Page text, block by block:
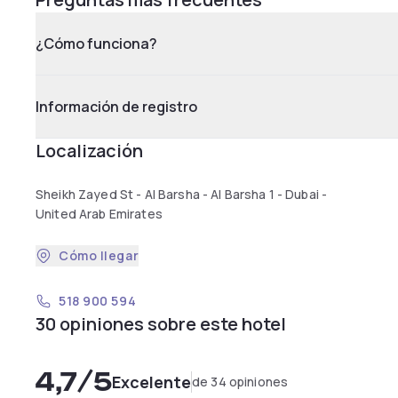
¿Cómo funciona?
Información de registro
Localización
Sheikh Zayed St - Al Barsha - Al Barsha 1 - Dubai -
United Arab Emirates
Cómo llegar
518 900 594
30 opiniones sobre este hotel
4,7/5Excelentede 34 opiniones